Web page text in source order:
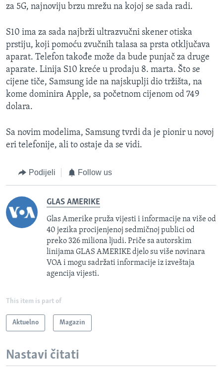
za 5G, najnoviju brzu mrežu na kojoj se sada radi.
S10 ima za sada najbrži ultrazvučni skener otiska
prstiju, koji pomoću zvučnih talasa sa prsta otključava
aparat. Telefon takođe može da bude punjač za druge
aparate. Linija S10 kreće u prodaju 8. marta. Što se
cijene tiče, Samsung ide na najskuplji dio tržišta, na
kome dominira Apple, sa početnom cijenom od 749
dolara.
Sa novim modelima, Samsung tvrdi da je pionir u novoj
eri telefonije, ali to ostaje da se vidi.
Podijeli Follow us
GLAS AMERIKE
Glas Amerike pruža vijesti i informacije na više od
40 jezika procijenjenoj sedmičnoj publici od
preko 326 miliona ljudi. Priče sa autorskim
linijama GLAS AMERIKE djelo su više novinara
VOA i mogu sadržati informacije iz izveštaja
agencija vijesti.
This item is part of
Aktuelno Magazin
Nastavi čitati